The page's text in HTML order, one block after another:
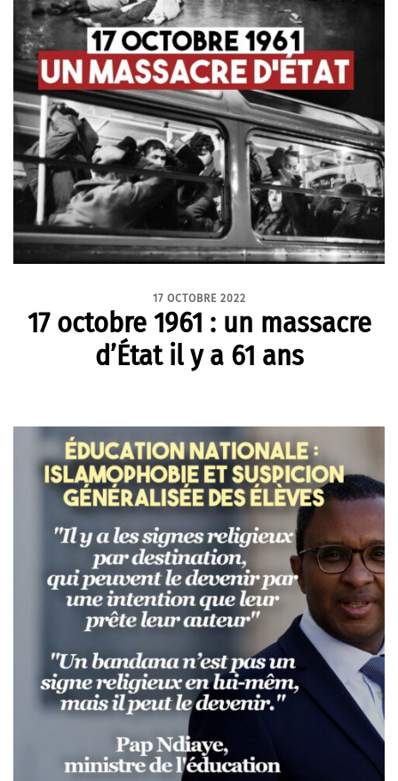
17 OCTOBRE 2022
17 octobre 1961 : un massacre
d’État il y a 61 ans